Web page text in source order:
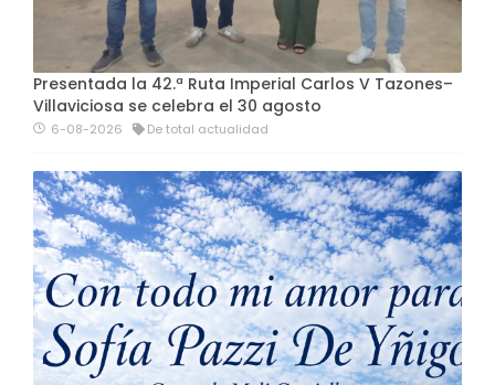
Presentada la 42.ª Ruta Imperial Carlos V Tazones–
Villaviciosa se celebra el 30 agosto
6-08-2026 De total actualidad